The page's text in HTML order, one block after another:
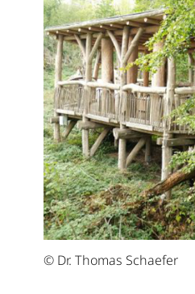
© Dr. Thomas Schaefer